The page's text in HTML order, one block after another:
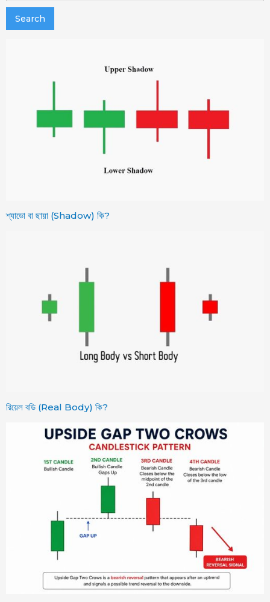
শ্যাডো বা ছায়া (Shadow) কি?
রিয়েল বডি (Real Body) কি?